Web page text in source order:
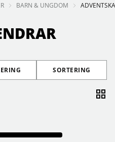
BARN & UNGDOM
SORTERING